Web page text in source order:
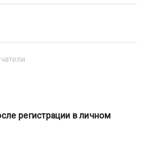
регистрации в личном